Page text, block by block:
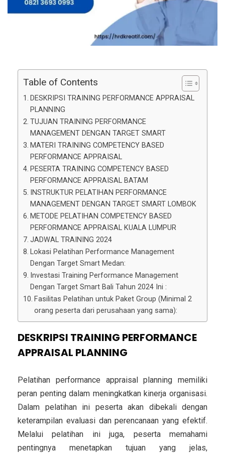
Table of Contents
DESKRIPSI TRAINING PERFORMANCE APPRAISAL
PLANNING
TUJUAN TRAINING PERFORMANCE
MANAGEMENT DENGAN TARGET SMART
MATERI TRAINING COMPETENCY BASED
PERFORMANCE APPRAISAL
PESERTA TRAINING COMPETENCY BASED
PERFORMANCE APPRAISAL BATAM
INSTRUKTUR PELATIHAN PERFORMANCE
MANAGEMENT DENGAN TARGET SMART LOMBOK
METODE PELATIHAN COMPETENCY BASED
PERFORMANCE APPRAISAL KUALA LUMPUR
JADWAL TRAINING 2024
Lokasi Pelatihan Performance Management
Dengan Target Smart Medan:
Investasi Training Performance Management
Dengan Target Smart Bali Tahun 2024 Ini :
Fasilitas Pelatihan untuk Paket Group (Minimal 2
orang peserta dari perusahaan yang sama):
DESKRIPSI TRAINING PERFORMANCE
APPRAISAL PLANNING
Pelatihan performance appraisal planning memiliki
peran penting dalam meningkatkan kinerja organisasi.
Dalam pelatihan ini peserta akan dibekali dengan
keterampilan evaluasi dan perencanaan yang efektif.
Melalui pelatihan ini juga, peserta memahami
pentingnya menetapkan tujuan yang jelas,